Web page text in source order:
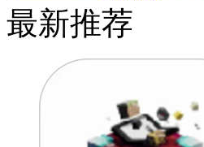
最新推荐